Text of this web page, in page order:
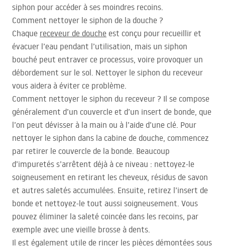
siphon pour accéder à ses moindres recoins.
Comment nettoyer le siphon de la douche ?
Chaque receveur de douche est conçu pour recueillir et
évacuer l’eau pendant l’utilisation, mais un siphon
bouché peut entraver ce processus, voire provoquer un
débordement sur le sol. Nettoyer le siphon du receveur
vous aidera à éviter ce problème.
Comment nettoyer le siphon du receveur ? Il se compose
généralement d’un couvercle et d’un insert de bonde, que
l’on peut dévisser à la main ou à l’aide d’une clé. Pour
nettoyer le siphon dans la cabine de douche, commencez
par retirer le couvercle de la bonde. Beaucoup
d’impuretés s’arrêtent déjà à ce niveau : nettoyez-le
soigneusement en retirant les cheveux, résidus de savon
et autres saletés accumulées. Ensuite, retirez l’insert de
bonde et nettoyez-le tout aussi soigneusement. Vous
pouvez éliminer la saleté coincée dans les recoins, par
exemple avec une vieille brosse à dents.
Il est également utile de rincer les pièces démontées sous